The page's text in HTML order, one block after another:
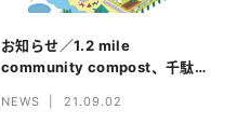
お知らせ／1.2 mile
community compost、千駄ヶ
バーを募集中
NEWS 21.09.02